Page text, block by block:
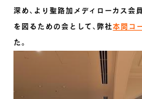
深め、より聖路加メディローカス
を図るための会として、弊社本間コ
た。